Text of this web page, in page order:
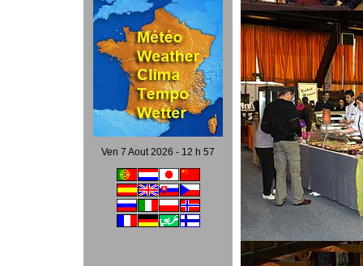
Ven 7 Aout 2026 - 12 h 57